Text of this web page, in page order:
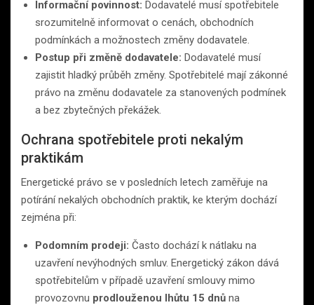
Informační povinnost: Dodavatelé musí spotřebitele
srozumitelně informovat o cenách, obchodních
podmínkách a možnostech změny dodavatele.
Postup při změně dodavatele: Dodavatelé musí
zajistit hladký průběh změny. Spotřebitelé mají zákonné
právo na změnu dodavatele za stanovených podmínek
a bez zbytečných překážek.
Ochrana spotřebitele proti nekalým
praktikám
Energetické právo se v posledních letech zaměřuje na
potírání nekalých obchodních praktik, ke kterým dochází
zejména při:
Podomním prodeji: Často dochází k nátlaku na
uzavření nevýhodných smluv. Energetický zákon dává
spotřebitelům v případě uzavření smlouvy mimo
provozovnu prodlouženou lhůtu 15 dnů na